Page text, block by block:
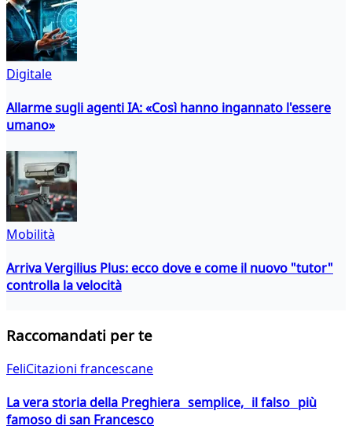
Digitale
Allarme sugli agenti IA: «Così hanno ingannato l'essere
umano»
Mobilità
Arriva Vergilius Plus: ecco dove e come il nuovo "tutor"
controlla la velocità
Raccomandati per te
FeliCitazioni francescane
La vera storia della Preghiera semplice, il falso più
famoso di san Francesco